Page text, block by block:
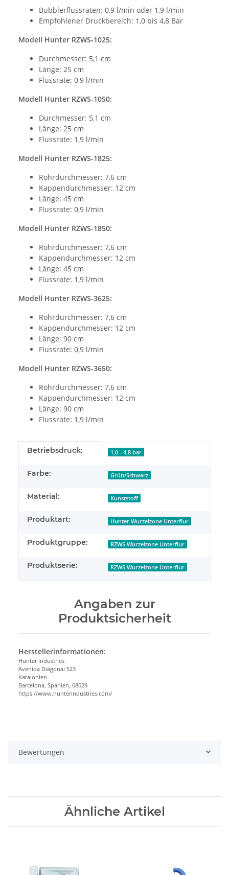
Bubblerflussraten: 0,9 l/min oder 1,9 l/min
Empfohlener Druckbereich: 1,0 bis 4,8 Bar
Modell Hunter RZWS-1025:
Durchmesser: 5,1 cm
Länge: 25 cm
Flussrate: 0,9 l/min
Modell Hunter RZWS-1050:
Durchmesser: 5,1 cm
Länge: 25 cm
Flussrate: 1,9 l/min
Modell Hunter RZWS-1825:
Rohrdurchmesser: 7,6 cm
Kappendurchmesser: 12 cm
Länge: 45 cm
Flussrate: 0,9 l/min
Modell Hunter RZWS-1850:
Rohrdurchmesser: 7,6 cm
Kappendurchmesser: 12 cm
Länge: 45 cm
Flussrate: 1,9 l/min
Modell Hunter RZWS-3625:
Rohrdurchmesser: 7,6 cm
Kappendurchmesser: 12 cm
Länge: 90 cm
Flussrate: 0,9 l/min
Modell Hunter RZWS-3650:
Rohrdurchmesser: 7,6 cm
Kappendurchmesser: 12 cm
Länge: 90 cm
Flussrate: 1,9 l/min
Produkteigenschaft
Wert
Betriebsdruck: 1,0 - 4,8 bar
Farbe: Grün/Schwarz
Material: Kunststoff
Produktart: Hunter Wurzelzone Unterflur
Produktgruppe: RZWS Wurzelzone Unterflur
Produktserie: RZWS Wurzelzone Unterflur
Angaben zur
Produktsicherheit
Herstellerinformationen:
Hunter Industries
Avenida Diagonal 523
Katalonien
Barcelona, Spanien, 08029
https://www.hunterindustries.com/
Bewertungen
Ähnliche Artikel